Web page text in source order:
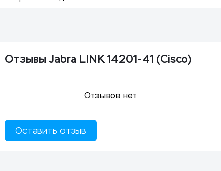
Отзывы Jabra LINK 14201-41 (Cisco)
Отзывов нет
Оставить отзыв